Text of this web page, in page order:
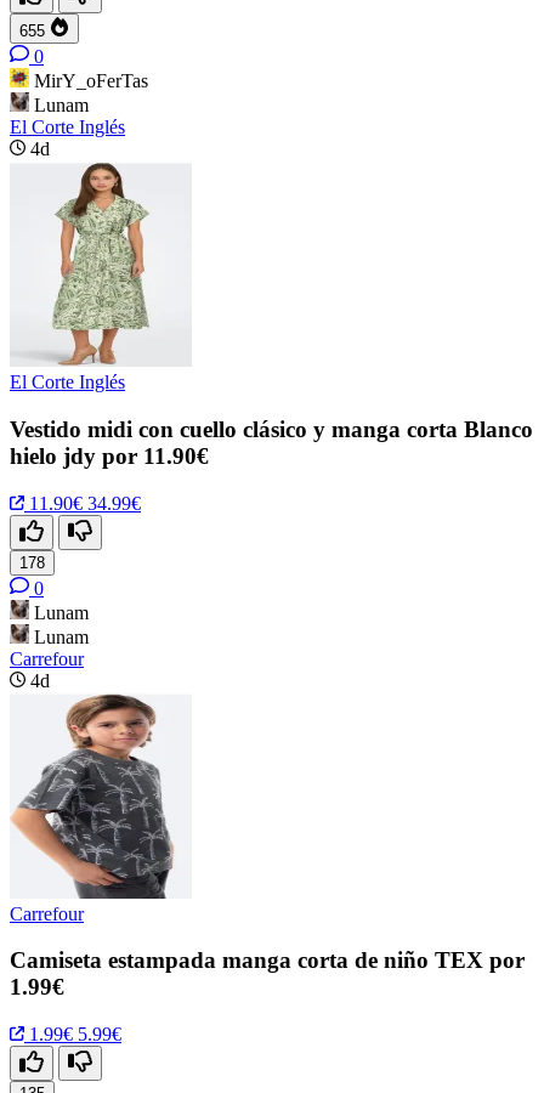
655
0
MirY_oFerTas
Lunam
El Corte Inglés
4d
El Corte Inglés
Vestido midi con cuello clásico y manga corta Blanco
hielo jdy por 11.90€
11.90€ 34.99€
178
0
Lunam
Lunam
Carrefour
4d
Carrefour
Camiseta estampada manga corta de niño TEX por
1.99€
1.99€ 5.99€